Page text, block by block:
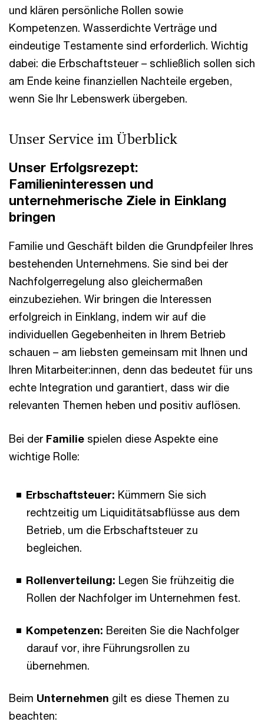
und klären persönliche Rollen sowie
Kompetenzen. Wasserdichte Verträge und
eindeutige Testamente sind erforderlich. Wichtig
dabei: die Erbschaftsteuer – schließlich sollen sich
am Ende keine finanziellen Nachteile ergeben,
wenn Sie Ihr Lebenswerk übergeben.
Unser Service im Überblick
Unser Erfolgsrezept:
Familieninteressen und
unternehmerische Ziele in Einklang
bringen
Familie und Geschäft bilden die Grundpfeiler Ihres
bestehenden Unternehmens. Sie sind bei der
Nachfolgerregelung also gleichermaßen
einzubeziehen. Wir bringen die Interessen
erfolgreich in Einklang, indem wir auf die
individuellen Gegebenheiten in Ihrem Betrieb
schauen – am liebsten gemeinsam mit Ihnen und
Ihren Mitarbeiter:innen, denn das bedeutet für uns
echte Integration und garantiert, dass wir die
relevanten Themen heben und positiv auflösen.
Bei der Familie spielen diese Aspekte eine
wichtige Rolle:
Erbschaftsteuer: Kümmern Sie sich
rechtzeitig um Liquiditätsabflüsse aus dem
Betrieb, um die Erbschaftsteuer zu
begleichen.
Rollenverteilung: Legen Sie frühzeitig die
Rollen der Nachfolger im Unternehmen fest.
Kompetenzen: Bereiten Sie die Nachfolger
darauf vor, ihre Führungsrollen zu
übernehmen.
Beim Unternehmen gilt es diese Themen zu
beachten: